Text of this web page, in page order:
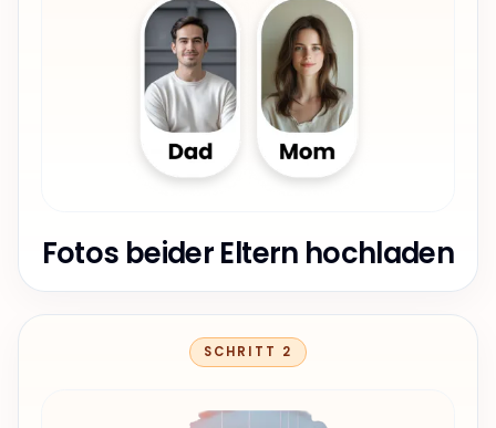
Fotos beider Eltern hochladen
SCHRITT 2